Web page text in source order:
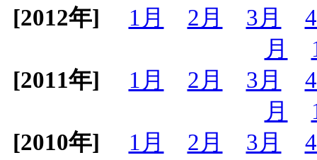
[2012年]
1月 2月 3月
月
[2011年]
1月 2月 3月
月
[2010年]
1月 2月 3月